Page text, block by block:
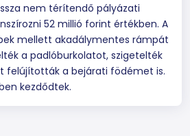
nem térítendő pályázati
52 millió forint értékben. A
mellett akadálymentes rámpát
a padlóburkolatot, szigetelték
felújították a bejárati födémet is.
kezdődtek.